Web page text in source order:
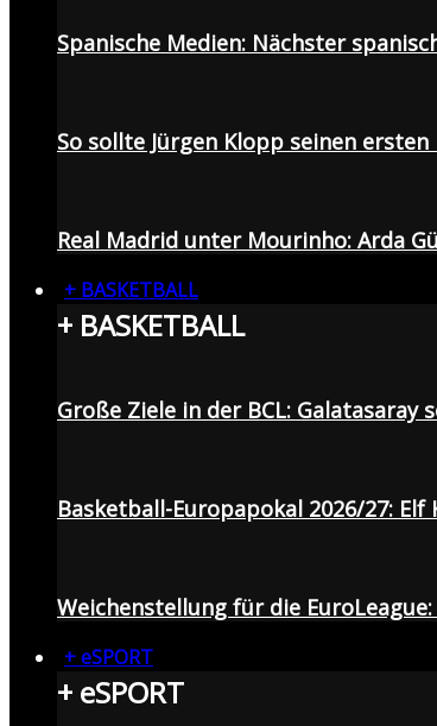
Spanische Medien: Nächster
So sollte Jürgen Klopp seinen
Real Madrid unter Mourinho: Arda
+ BASKETBALL
+ BASKETBALL
Große Ziele in der BCL:
Basketball-Europapokal 2026/27:
Weichenstellung für die
+ eSPORT
+ eSPORT